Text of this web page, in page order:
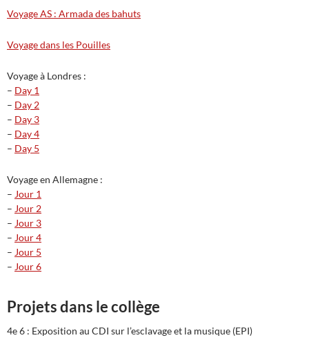
Voyage AS : Armada des bahuts
Voyage dans les Pouilles
Voyage à Londres :
– Day 1
– Day 2
– Day 3
– Day 4
– Day 5
Voyage en Allemagne :
– Jour 1
– Jour 2
– Jour 3
– Jour 4
– Jour 5
– Jour 6
Projets dans le collège
4e 6 : Exposition au CDI sur l’esclavage et la musique (EPI)